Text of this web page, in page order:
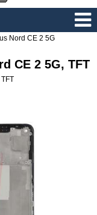
Nord CE 2 5G
CE 2 5G, TFT